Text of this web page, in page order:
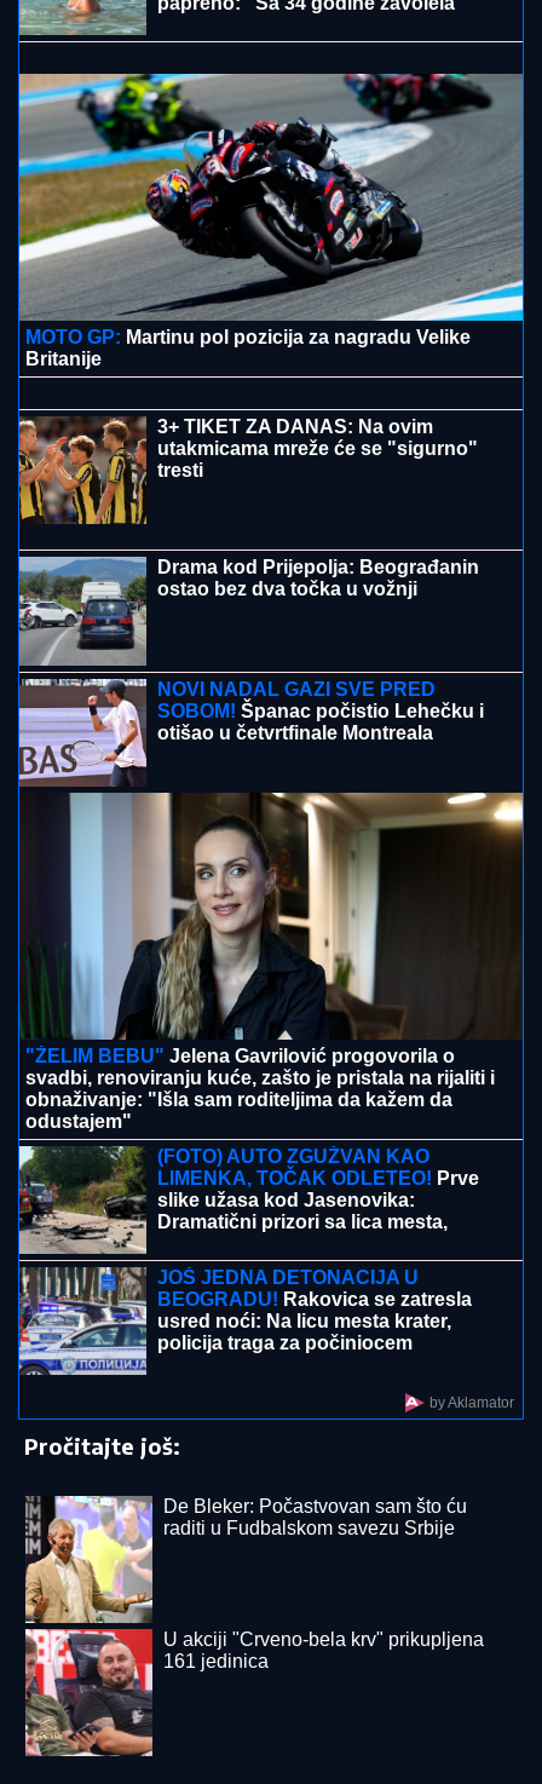
PRIČALO SE DA SE RAZVODEOvako se Đanijev sin
i snaja ponašaju kad ih niko ne gleda, Minja objavila
fotografiju sa suprugom, jedan detalj jasno otkriva u
kakvom su braku
SKINULA SE ANA SEVIĆUkrstila
bikini, pa mamila poglede na plaži:
Ovakvu je retko viđamo (Foto)
maneken, a ona u dugoj haljini sa
kristalima - Napustila Srbiju, evo kako
provodi vreme po izlasku iz "Elite 9"
(FOTO) "MAJA SVE PLAĆA"Asmin priznao šta se
dešava nakon rijalitija, ne odvaja se od
Marinkovićeve: Priznali kakav im je odnos nakon
PEVAČICA SPAKOVALA KOFERE I
OTIŠLA IZ BEOGRADA
luks destinaciji gde noć košta
papreno: "Sa 34 godine zavolela
pesak"
(FOTO) VOZ NALETEO NA OSOBU
KOD ZEMUNAOglasili se iz
"Srbijavoza": Hitna pomoć i policija na
licu mesta
MOTO GP:Martinu pol pozicija za nagradu Velike
Britanije
Stanojlović i Luku Vujovića!
3+ TIKET ZA DANAS: Na ovim
utakmicama mreže će se "sigurno"